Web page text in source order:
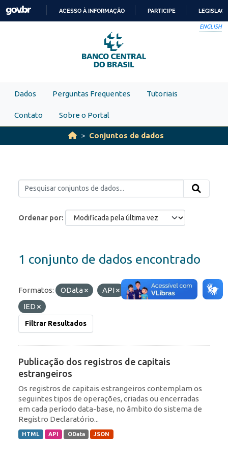
Skip to main content
PARA
O
CONTEÚDO
ACESSO À INFORMAÇÃO PARTICIPE
ENGLISH
Dados Perguntas Frequentes Tutoriais
Contato Sobre o Portal
Conjuntos de dados
Ordenar por
1 conjunto de dados encontrado
Formatos: OData API Etiquetas:
ROF
IED
Filtrar Resultados
Publicação dos registros de capitais
estrangeiros
Os registros de capitais estrangeiros contemplam os
seguintes tipos de operações, criadas ou encerradas
em cada período data-base, no âmbito do sistema de
Registro Declaratório...
HTML API OData JSON